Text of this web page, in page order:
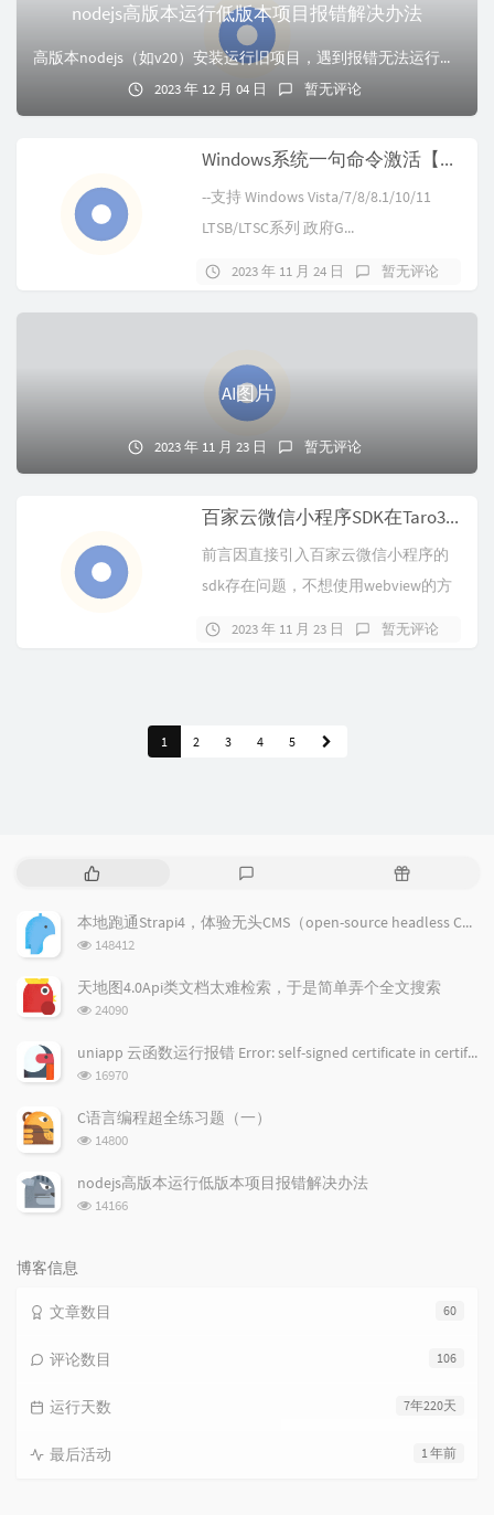
nodejs高版本运行低版本项目报错解决办法
高版本nodejs（如v20）安装运行旧项目，遇到报错无法运行的问题。尝试解决办法如下。未做详细整理，可以参考stackoverflow链接，遇到很多次了...
2023 年 12 月 04 日 暂无评论
Windows系统一句命令激活【永久】
--支持 Windows Vista/7/8/8.1/10/11
LTSB/LTSC系列 政府G...
2023 年 11 月 24 日 暂无评论
AI图片
2023 年 11 月 23 日 暂无评论
百家云微信小程序SDK在Taro3中使用
前言因直接引入百家云微信小程序的
sdk存在问题，不想使用webview的方
2023 年 11 月 23 日 暂无评论
1 2 3 4 5
热
文
章
评
随
文
本地跑通Strapi4，体验无头CMS（open-source headless CMS）
浏
次
数:
148412
天地图4.0Api类文档太难检索，于是简单弄个全文搜索
浏
次
数:
24090
uniapp 云函数运行报错 Error: self-signed certificate in certificate chain
浏
次
数:
16970
C语言编程超全练习题（一）
浏
次
数:
14800
nodejs高版本运行低版本项目报错解决办法
浏
14166
博客信息
60
文章数目
106
评论数目
7年220天
运行天数
1 年前
最后活动